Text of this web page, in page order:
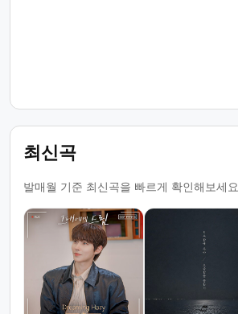
최신곡
발매월 기준 최신곡을 빠르게 확인해보세요.